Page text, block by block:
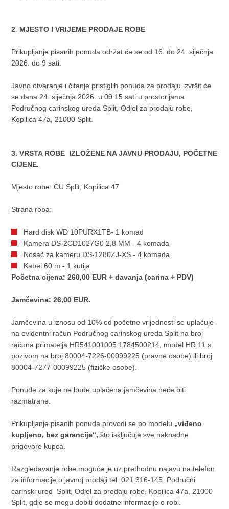
2 MJESTO I VRIJEME PRODAJE ROBE
Prikupljanje pisanih ponuda održat će se od 16. do 24. siječnja
2026. do 9 sati.
Javno otvaranje i čitanje pristiglih ponuda za prodaju izvršit će
se dana 24. siječnja 2026. u 09:15 sati u prostorijama
Područnog carinskog ureda Split, Odjel za prodaju robe,
Kopilica 47a, 21000 Split.
3. VRSTA ROBE IZLOŽENE NA JAVNU PRODAJU, POČETNE
CIJENE.
Mjesto robe: CU Split, Kopilica 47
Strana roba:
Hard disk WD 10PURX1TB- 1 komad
Kamera DS-2CD1027G0 2,8 MM - 4 komada
Nosač za kameru DS-1280ZJ-XS - 4 komada
Kabel 60 m - 1 kutija
Početna cijena: 260,00 EUR + davanja (carina + PDV)
Jamčevina: 26,00 EUR.
Jamčevina u iznosu od 10% od početne vrijednosti se uplaćuje
na evidentni račun Područnog carinskog ureda Split na broj
računa primatelja HR541001005 1784500214, model HR 11 s
pozivom na broj 80004-7226-00099225 (pravne osobe) ili broj
80004-7277-00099225 (fizičke osobe).
Ponude za koje ne bude uplaćena jamčevina neće biti
razmatrane.
Prikupljanje pisanih ponuda provodi se po modelu „viđeno
kupljeno, bez garancije“,što isključuje sve naknadne
prigovore kupca.
Razgledavanje robe moguće je uz prethodnu najavu na telefon
za informacije o javnoj prodaji tel: 021 316-145, Područni
carinski ured Split, Odjel za prodaju robe, Kopilica 47a, 21000
Split, gdje se mogu dobiti dodatne informacije o robi.